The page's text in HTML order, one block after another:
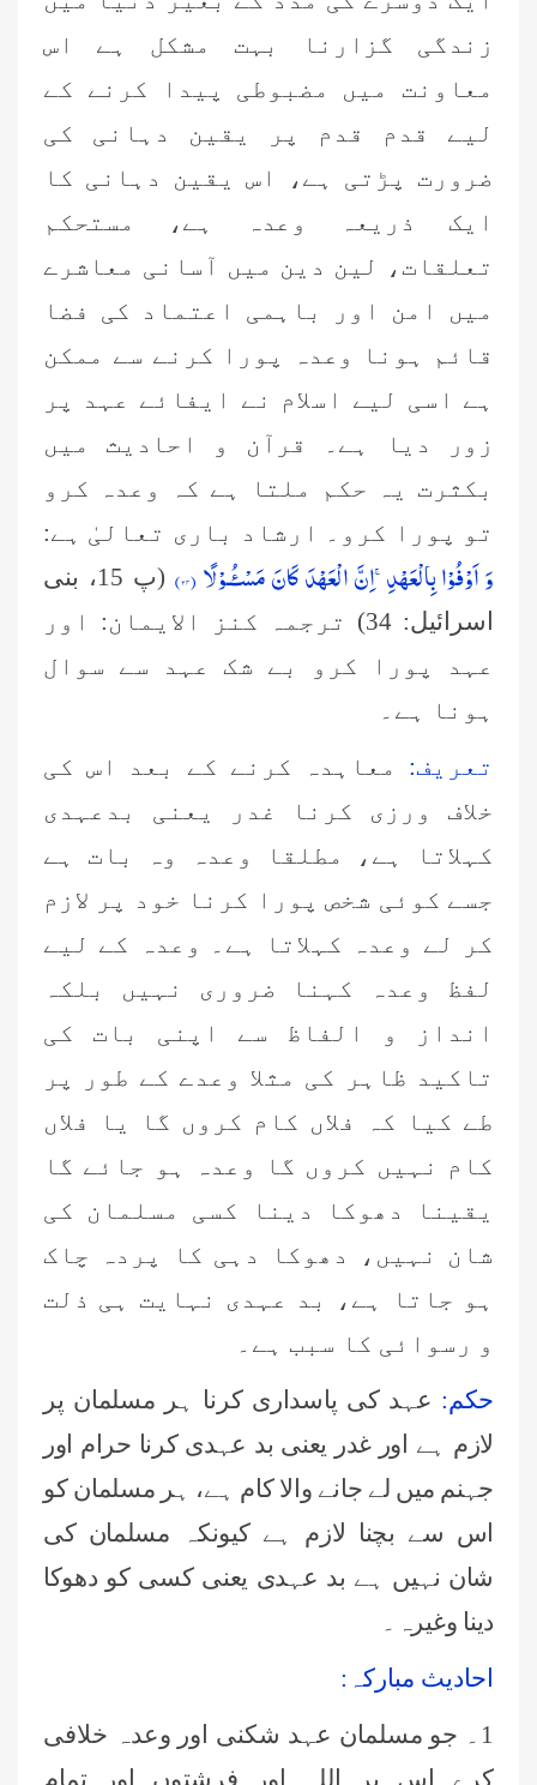
زندگی گزارنا بہت مشکل ہے اس
معاونت میں مضبوطی پیدا کرنے کے
لیے قدم قدم پر یقین دہانی کی
ضرورت پڑتی ہے، اس یقین دہانی کا
ایک ذریعہ وعدہ ہے، مستحکم
تعلقات، لین دین میں آسانی معاشرے
میں امن اور باہمی اعتماد کی فضا
قائم ہونا وعدہ پورا کرنے سے ممکن
ہے اسی لیے اسلام نے ایفائے عہد پر
زور دیا ہے۔ قرآن و احادیث میں
بکثرت یہ حکم ملتا ہے کہ وعدہ کرو
تو پورا کرو۔ ارشاد باری تعالیٰ ہے:
وَ اَوْفُوْا بِالْعَهْدِۚ-اِنَّ الْعَهْدَ كَانَ مَسْـٴُـوْلًا (۳۴)
(پ 15، بنی
اسرائیل: 34) ترجمہ کنز الایمان: اور
عہد پورا کرو بے شک عہد سے سوال
ہونا ہے۔
تعریف:
معاہدہ کرنے کے بعد اس کی
خلاف ورزی کرنا غدر یعنی بدعہدی
کہلاتا ہے، مطلقا وعدہ وہ بات ہے
جسے کوئی شخص پورا کرنا خود پر لازم
کر لے وعدہ کہلاتا ہے۔ وعدہ کے لیے
لفظ وعدہ کہنا ضروری نہیں بلکہ
انداز و الفاظ سے اپنی بات کی
تاکید ظاہر کی مثلا وعدے کے طور پر
طے کیا کہ فلاں کام کروں گا یا فلاں
کام نہیں کروں گا وعدہ ہو جائے گا
یقینا دھوکا دینا کسی مسلمان کی
شان نہیں، دھوکا دہی کا پردہ چاک
ہو جاتا ہے، بد عہدی نہایت ہی ذلت
و رسوائی کا سبب ہے۔
حکم: عہد کی پاسداری کرنا ہر مسلمان پر
لازم ہے اور غدر یعنی بد عہدی کرنا حرام اور
جہنم میں لے جانے والا کام ہے، ہر مسلمان کو
اس سے بچنا لازم ہے کیونکہ مسلمان کی
شان نہیں ہے بد عہدی یعنی کسی کو دھوکا
دینا وغیرہ۔
احادیث مبارکہ:
1۔ جو مسلمان عہد شکنی اور وعدہ خلافی
کرے اس پر اللہ اور فرشتوں اور تمام